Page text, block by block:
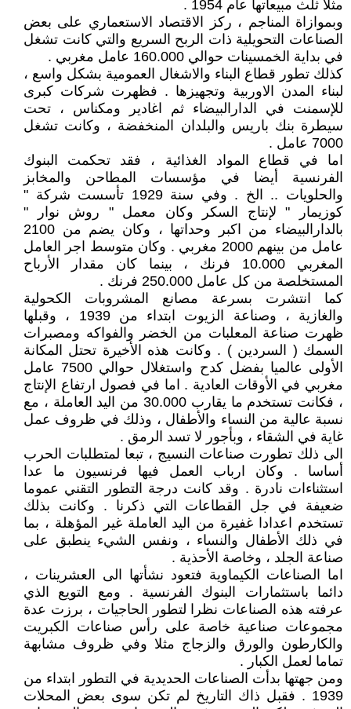
مثلا ثلث مبيعاتها عام 1954 .
وبموازاة المناجم ، ركز الاقتصاد الاستعماري على بعض
الصناعات التحويلية ذات الربح السريع والتي كانت تشغل
في بداية الخمسينات حوالي 160.000 عامل مغربي .
كذلك تطور قطاع البناء والاشغال العمومية بشكل واسع ،
لبناء المدن الاوربية وتجهيزها . فظهرت شركات كبرى
للإسمنت في الدارالبيضاء ثم اغادير ومكناس ، تحت
سيطرة بنك باريس والبلدان المنخفضة ، وكانت تشغل
7000 عامل .
اما في قطاع المواد الغذائية ، فقد تحكمت البنوك
الفرنسية أيضا في مؤسسات المطاحن والمخابز
والحلويات .. الخ . وفي سنة 1929 تأسست شركة "
كوزيمار " لإنتاج السكر وكان معمل " روش نوار "
بالدارالبيضاء من اكبر وحداتها ، وكان يضم من 2100
عامل من بينهم 2000 مغربي . وكان متوسط اجر العامل
المغربي 10.000 فرنك ، بينما كان مقدار الأرباح
المستخلصة من كل عامل 250.000 فرنك .
كما انتشرت بسرعة مصانع المشروبات الكحولية
والغازية ، وصناعة الزيوت ابتداء من 1939 ، وقبلها
ظهرت صناعة المعلبات من الخضر والفواكه ومصبرات
السمك ( السردين ) . وكانت هذه الأخيرة تحتل المكانة
الأولى عالميا بفضل كدح واستغلال حوالي 7500 عامل
مغربي في الأوقات العادية . اما في فصول ارتفاع الإنتاج
، فكانت تستخدم ما يقارب 30.000 من اليد العاملة ، مع
نسبة عالية من النساء والأطفال ، وذلك في ظروف عمل
غاية في الشقاء ، وبأجور لا تسد الرمق .
الى ذلك تطورت صناعات النسيج ، تبعا لمتطلبات الحرب
أساسا . وكان ارباب العمل فيها فرنسيون ما عدا
استثناءات نادرة . وقد كانت درجة التطور التقني عموما
ضعيفة في جل القطاعات التي ذكرنا . وكانت بذلك
تستخدم اعدادا غفيرة من اليد العاملة غير المؤهلة ، بما
في ذلك الأطفال والنساء ، ونفس الشيء ينطبق على
صناعة الجلد ، وخاصة الأحذية .
اما الصناعات الكيماوية فتعود نشأتها الى العشرينات ،
دائما باستثمارات البنوك الفرنسية . ومع التويع الذي
عرفته هذه الصناعات نظرا لتطور الحاجيات ، برزت عدة
مجموعات صناعية خاصة على رأس صناعات الكبريت
والكارطون والورق والزجاج مثلا وفي ظروف مشابهة
تماما لعمل الكبار .
ومن جهتها بدأت الصناعات الحديدية في التطور ابتداء من
1939 . فقبل ذاك التاريخ لم تكن سوى بعض المحلات